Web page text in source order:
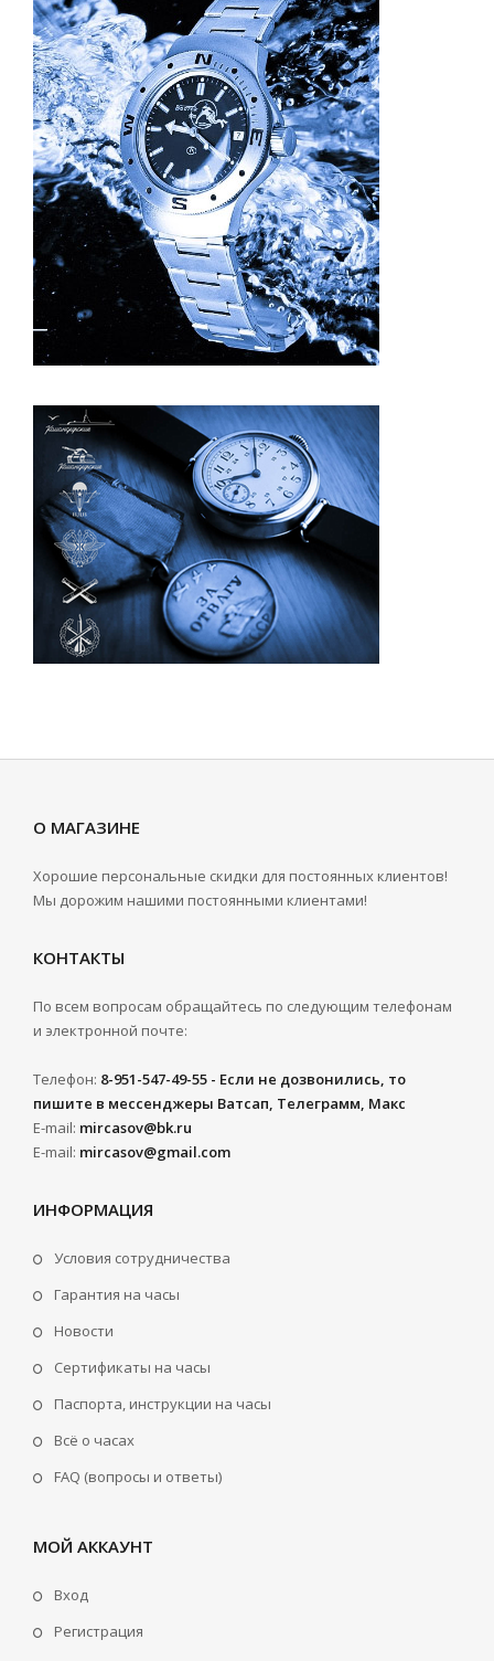
О МАГАЗИНЕ
Хорошие персональные скидки для постоянных клиентов!
Мы дорожим нашими постоянными клиентами!
КОНТАКТЫ
По всем вопросам обращайтесь по следующим телефонам
и электронной почте:
Телефон: 8-951-547-49-55 - Если не дозвонились, то
пишите в мессенджеры Ватсап, Телеграмм, Макс
E-mail: mircasov@bk.ru
E-mail: mircasov@gmail.com
ИНФОРМАЦИЯ
Условия сотрудничества
Гарантия на часы
Новости
Сертификаты на часы
Паспорта, инструкции на часы
Всё о часах
FAQ (вопросы и ответы)
МОЙ АККАУНТ
Вход
Регистрация